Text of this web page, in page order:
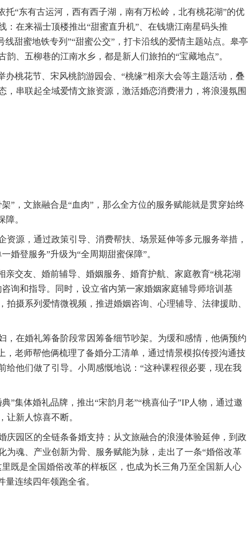
托“东有古运河，西有西子湖，南有万松岭，北有桃花湖”的优
：在来福士顶楼推出“甜蜜直升机”、在钱塘江南星码头推
线甜蜜地铁专列”“甜蜜公交”，打卡沿线的爱情主题站点。皋亭
、五柳巷的江南水乡，都是新人们旅拍的“宝藏地点”。
办桃花节、宋风桃韵游园会、“桃缘”相亲大会等主题活动，叠
，串联起全域爱情文旅资源，激活婚恋消费潜力，将浪漫氛围
”，文旅融合是“血肉”，那么全方位的服务赋能就是贯穿始终
。
资源，通过政策引导、消费帮扶、场景延伸等多元服务举措，
婚登服务”升级为“全周期甜蜜保障”。
亲交友、婚前辅导、婚姻服务、婚育护航、家庭教育“桃花湖
询和指导。同时，设立省内第一家婚姻家庭辅导师培训基
摄系列爱情微视频，推进婚姻咨询、心理辅导、法律援助、
，在婚礼筹备阶段常因筹备细节吵架。为缓和感情，他俩预约
，老师帮他俩梳理了备婚分工清单，通过情景模拟传授沟通技
给他们做了引导。小周感慨地说：“这种课程很必要，现在我
”集体婚礼品牌，推出“宋韵月老”“桃喜仙子”IP人物，通过邀
让新人惊喜不断。
庆园区的全链条备婚支持；从文旅融合的浪漫体验延伸，到政
为魂、产业创新为骨、服务赋能为脉，走出了一条“婚俗改革
既是全国婚俗改革的样板区，也成为长三角乃至全国新人心
量连续四年领跑全省。